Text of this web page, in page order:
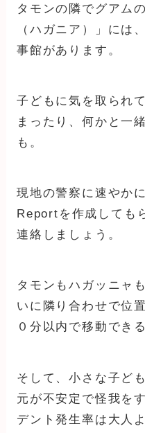
タモンの隣でグアム
（ハガニア）」には
事館があります。
子どもに気を取られ
まったり、何かと一
も。
現地の警察に速やか
Reportを作成しても
連絡しましょう。
タモンもハガッニャ
いに隣り合わせで位
０分以内で移動でき
そして、小さな子ど
元が不安定で怪我を
デント発生率は大人